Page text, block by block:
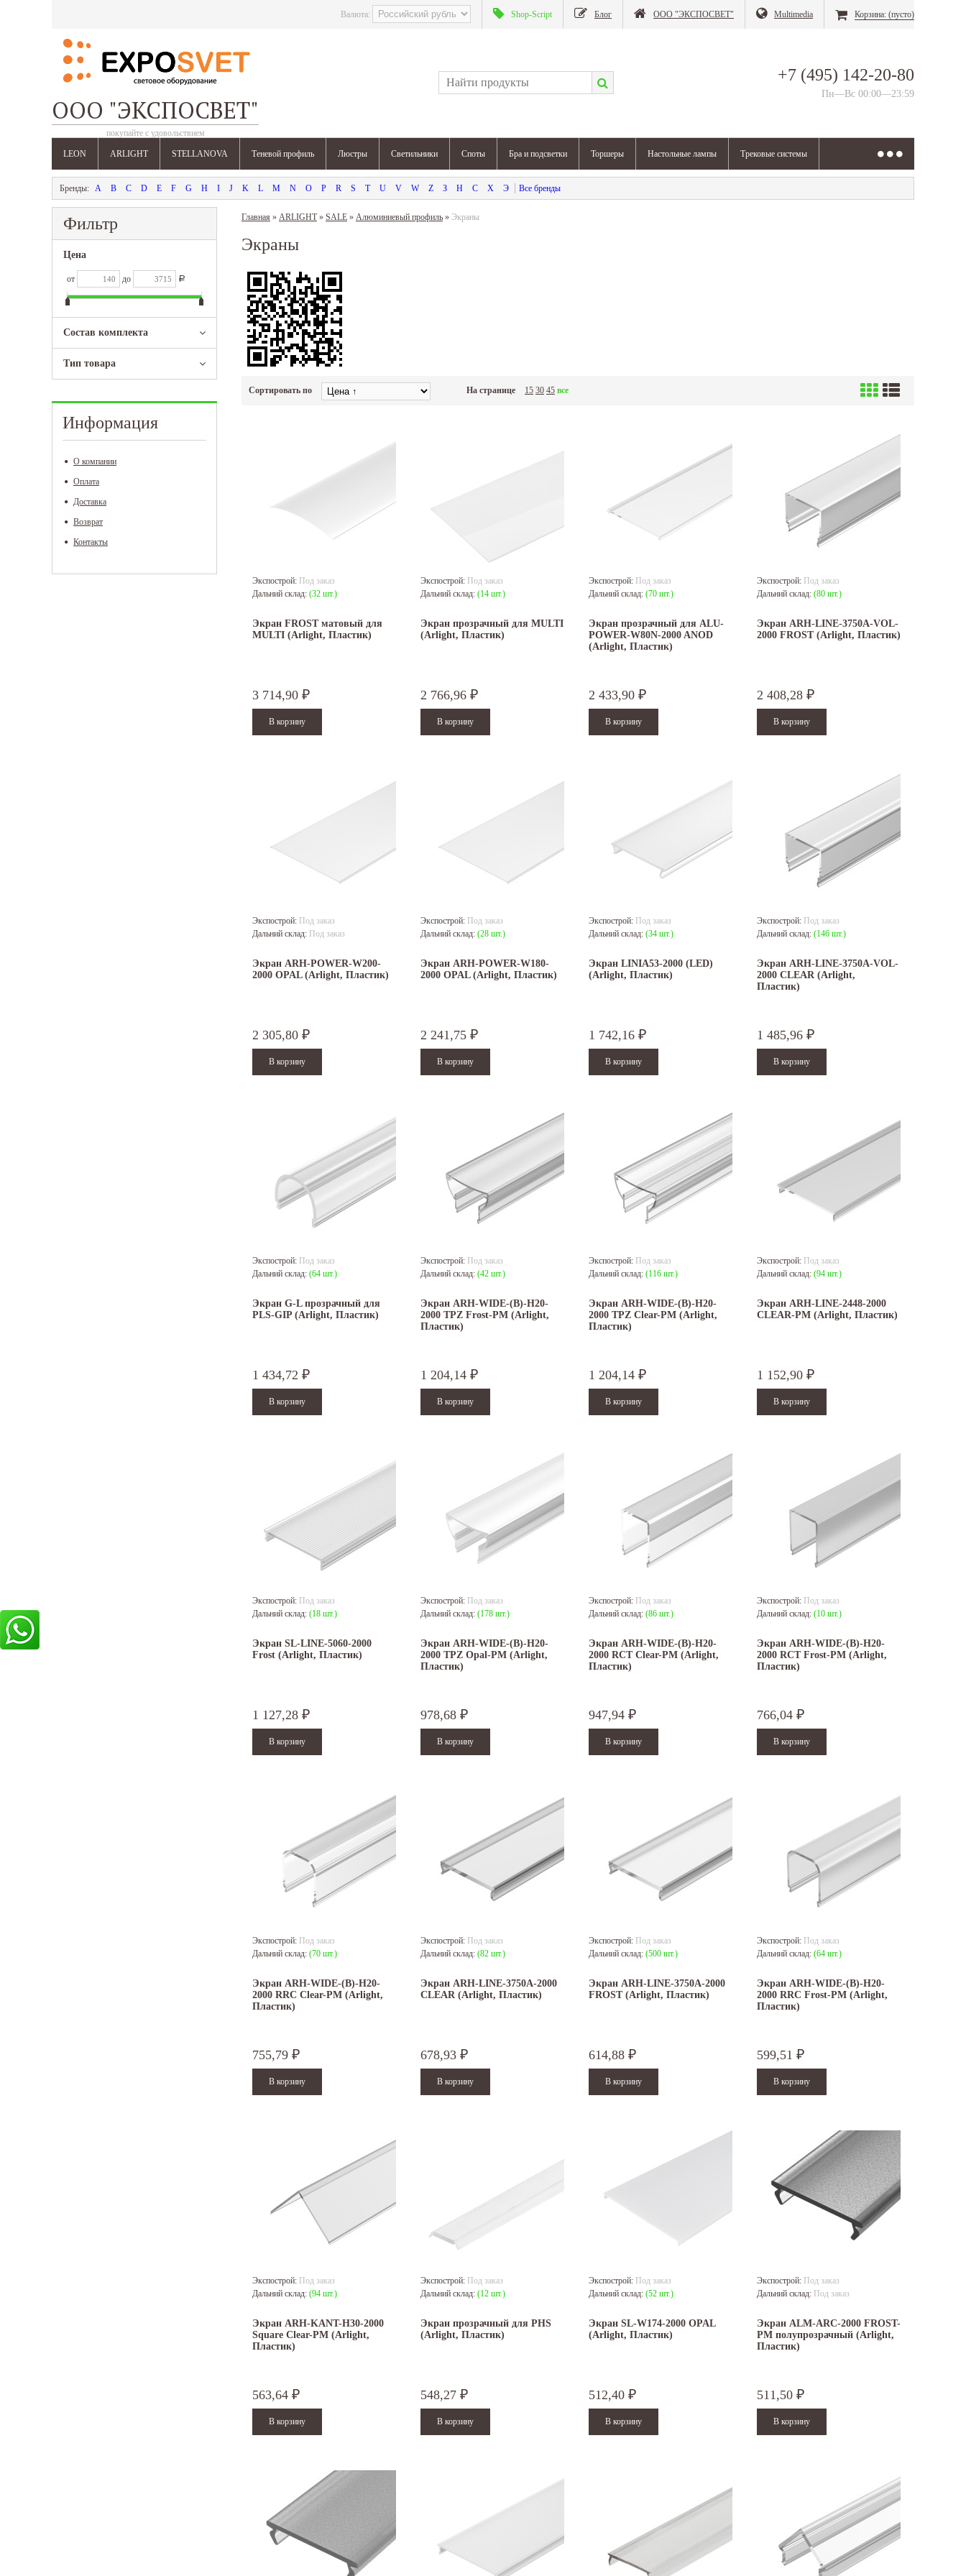
Валюта: Shop-Script Блог ООО "ЭКСПОСВЕТ" Multimedia Корзина: (пусто)
ООО "ЭКСПОСВЕТ"
покупайте с удовольствием
+7 (495) 142-20-80
Пн—Вс 00:00—23:59
LEON ARLIGHT STELLANOVA Теневой профиль Люстры Светильники Споты Бра и подсветки Торшеры Настольные лампы Трековые системы
A B C D E F G H I J K L M N O P R S T U V W Z З Н С Х Э
Фильтр
Цена
от до Р
Состав комплекта
Тип товара
Информация
О компании
Оплата
Доставка
Возврат
Контакты
Главная » ARLIGHT» SALE » Алюминиевый профиль » Экраны
Экраны
Сортировать по На странице 15 30 45 все
Экспострой: Под заказ
Дальний склад: (32 шт.)
Экран FROST матовый для
MULTI (Arlight, Пластик)
3 714,90 ₽
Экспострой: Под заказ
Дальний склад: (14 шт.)
Экран прозрачный для MULTI
(Arlight, Пластик)
2 766,96 ₽
Экспострой: Под заказ
Дальний склад: (70 шт.)
Экран прозрачный для ALU-
POWER-W80N-2000 ANOD
(Arlight, Пластик)
2 433,90 ₽
Экспострой: Под заказ
Дальний склад: (80 шт.)
Экран ARH-LINE-3750A-VOL-
2000 FROST (Arlight, Пластик)
2 408,28 ₽
Экспострой: Под заказ
Дальний склад: Под заказ
Экран ARH-POWER-W200-
2000 OPAL (Arlight, Пластик)
2 305,80 ₽
Экспострой: Под заказ
Дальний склад: (28 шт.)
Экран ARH-POWER-W180-
2000 OPAL (Arlight, Пластик)
2 241,75 ₽
Экспострой: Под заказ
Дальний склад: (34 шт.)
Экран LINIA53-2000 (LED)
(Arlight, Пластик)
1 742,16 ₽
Экспострой: Под заказ
Дальний склад: (146 шт.)
Экран ARH-LINE-3750A-VOL-
2000 CLEAR (Arlight,
Пластик)
1 485,96 ₽
Экспострой: Под заказ
Дальний склад: (64 шт.)
Экран G-L прозрачный для
PLS-GIP (Arlight, Пластик)
1 434,72 ₽
Экспострой: Под заказ
Дальний склад: (42 шт.)
Экран ARH-WIDE-(B)-H20-
2000 TPZ Frost-PM (Arlight,
Пластик)
1 204,14 ₽
Экспострой: Под заказ
Дальний склад: (116 шт.)
Экран ARH-WIDE-(B)-H20-
2000 TPZ Clear-PM (Arlight,
Пластик)
1 204,14 ₽
Экспострой: Под заказ
Дальний склад: (94 шт.)
Экран ARH-LINE-2448-2000
CLEAR-PM (Arlight, Пластик)
1 152,90 ₽
Экспострой: Под заказ
Дальний склад: (18 шт.)
Экран SL-LINE-5060-2000
Frost (Arlight, Пластик)
1 127,28 ₽
Экспострой: Под заказ
Дальний склад: (178 шт.)
Экран ARH-WIDE-(B)-H20-
2000 TPZ Opal-PM (Arlight,
Пластик)
978,68 ₽
Экспострой: Под заказ
Дальний склад: (86 шт.)
Экран ARH-WIDE-(B)-H20-
2000 RCT Clear-PM (Arlight,
Пластик)
947,94 ₽
Экспострой: Под заказ
Дальний склад: (10 шт.)
Экран ARH-WIDE-(B)-H20-
2000 RCT Frost-PM (Arlight,
Пластик)
766,04 ₽
Экспострой: Под заказ
Дальний склад: (70 шт.)
Экран ARH-WIDE-(B)-H20-
2000 RRC Clear-PM (Arlight,
Пластик)
755,79 ₽
Экспострой: Под заказ
Дальний склад: (82 шт.)
Экран ARH-LINE-3750A-2000
CLEAR (Arlight, Пластик)
678,93 ₽
Экспострой: Под заказ
Дальний склад: (500 шт.)
Экран ARH-LINE-3750A-2000
FROST (Arlight, Пластик)
614,88 ₽
Экспострой: Под заказ
Дальний склад: (64 шт.)
Экран ARH-WIDE-(B)-H20-
2000 RRC Frost-PM (Arlight,
Пластик)
599,51 ₽
Экспострой: Под заказ
Дальний склад: (94 шт.)
Экран ARH-KANT-H30-2000
Square Clear-PM (Arlight,
Пластик)
563,64 ₽
Экспострой: Под заказ
Дальний склад: (12 шт.)
Экран прозрачный для PHS
(Arlight, Пластик)
548,27 ₽
Экспострой: Под заказ
Дальний склад: (52 шт.)
Экран SL-W174-2000 OPAL
(Arlight, Пластик)
512,40 ₽
Экспострой: Под заказ
Дальний склад: Под заказ
Экран ALM-ARC-2000 FROST-
PM полупрозрачный (Arlight,
Пластик)
511,50 ₽